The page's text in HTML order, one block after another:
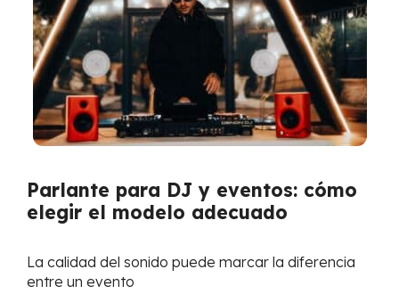
Parlante para DJ y eventos: cómo
elegir el modelo adecuado
La calidad del sonido puede marcar la diferencia
entre un evento